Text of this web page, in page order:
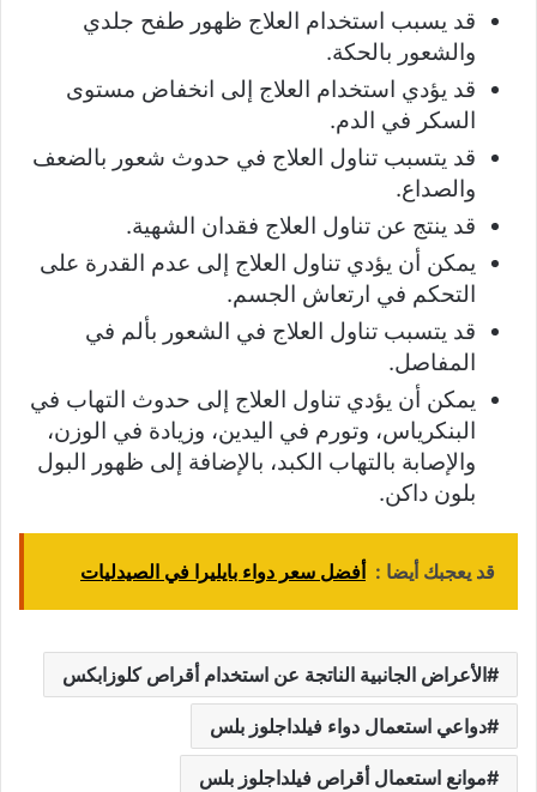
قد يسبب استخدام العلاج ظهور طفح جلدي
والشعور بالحكة.
قد يؤدي استخدام العلاج إلى انخفاض مستوى
السكر في الدم.
قد يتسبب تناول العلاج في حدوث شعور بالضعف
والصداع.
قد ينتج عن تناول العلاج فقدان الشهية.
يمكن أن يؤدي تناول العلاج إلى عدم القدرة على
التحكم في ارتعاش الجسم.
قد يتسبب تناول العلاج في الشعور بألم في
المفاصل.
يمكن أن يؤدي تناول العلاج إلى حدوث التهاب في
البنكرياس، وتورم في اليدين، وزيادة في الوزن،
والإصابة بالتهاب الكبد، بالإضافة إلى ظهور البول
بلون داكن.
قد يعجبك أيضا : أفضل سعر دواء بايليرا في الصيدليات
الأعراض الجانبية الناتجة عن استخدام أقراص كلوزابكس
دواعي استعمال دواء فيلداجلوز بلس
موانع استعمال أقراص فيلداجلوز بلس